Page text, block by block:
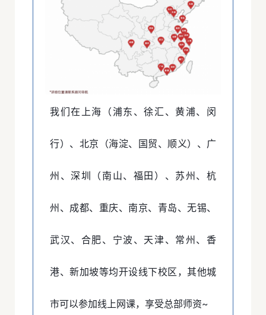
我们在上海（浦东、徐汇、黄浦、闵
行）、北京（海淀、国贸、顺义）、广
州、深圳（南山、福田）、苏州、杭
州、成都、重庆、南京、青岛、无锡、
武汉、合肥、宁波、天津、常州、香
港、新加坡等均开设线下校区 ，其他城
市可以参加线上网课，享受总部师资~